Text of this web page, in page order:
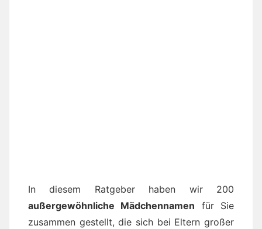
In diesem Ratgeber haben wir 200
außergewöhnliche Mädchennamen für Sie
zusammen gestellt, die sich bei Eltern großer